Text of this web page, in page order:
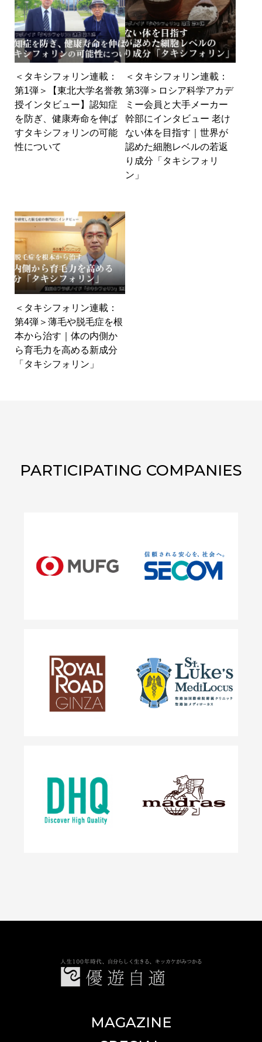
＜タキシフォリン連載：
第1弾＞【東北大学名誉教
授インタビュー】認知症
を防ぎ、健康寿命を伸ば
すタキシフォリンの可能
性について
＜タキシフォリン連載：
第3弾＞ロシア科学アカデ
ミー会員と大手メーカー
幹部にインタビュー 老け
ない体を目指す｜世界が
認めた細胞レベルの若返
り成分「タキシフォリ
ン」
＜タキシフォリン連載：
第4弾＞薄毛や脱毛症を根
本から治す｜体の内側か
ら育毛力を高める新成分
「タキシフォリン」
PARTICIPATING COMPANIES
MAGAZINE